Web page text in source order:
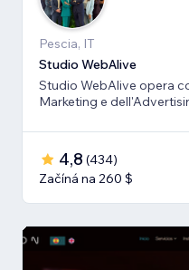
Pescia, IT
Studio WebAlive
Studio WebAlive opera
Marketing e
4,8 (434)
Začíná na 260 $